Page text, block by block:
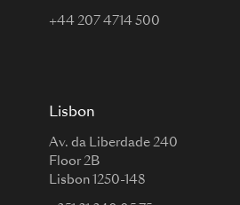
+44 207 4714 500
Lisbon
Av. da Liberdade 240
Floor 2B
Lisbon 1250-148